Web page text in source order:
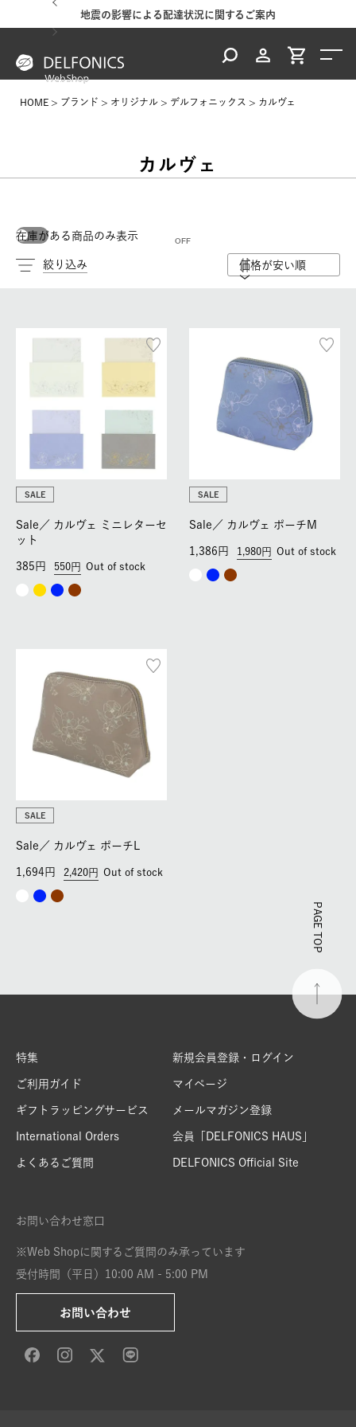
地震の影響による配達状況に関するご案内
HOME ブランド オリジナル デルフォニックス カルヴェ
カルヴェ
在庫がある商品のみ表示
絞り込み 価格が安い順
SALE
Sale／ カルヴェ ミニレターセ
ット
550
385 Out of stock
SALE
Sale／ カルヴェ ポーチM
1,980
1,386 Out of stock
SALE
Sale／ カルヴェ ポーチL
2,420
1,694 Out of stock
PAGE TOP
特集
ご利用ガイド
ギフトラッピングサービス
International Orders
よくあるご質問
新規会員登録・ログイン
マイページ
メールマガジン登録
会員「DELFONICS HAUS」
DELFONICS Official Site
お問い合わせ窓口
※Web Shopに関するご質問のみ承っています
受付時間（平日）10:00 AM - 5:00 PM
お問い合わせ